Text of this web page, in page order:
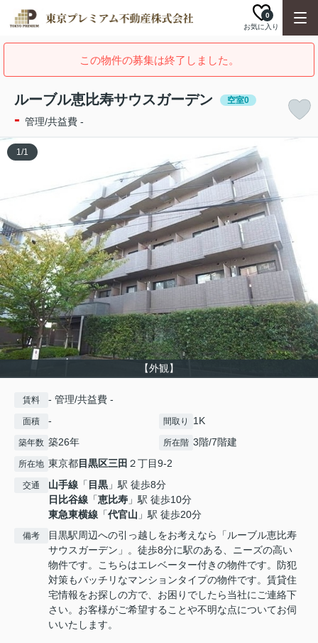
お気に入り
0
この物件の募集は終了しました。
ルーブル恵比寿サウスガーデン 空室0
- 管理/共益費 -
【外観】
1/1
賃料 - 管理/共益費 -
面積 - 間取り 1K
築年数 築26年 所在階 3階/7階建
所在地 東京都目黒区三田 ２丁目9-2
交通 山手線 「 目黒 」駅 徒歩8分
日比谷線 「恵比寿 」駅 徒歩10分
東急東横線 「代官山 」駅 徒歩20分
備考
目黒駅周辺への引っ越しをお考えなら「ルーブル恵比寿
サウスガーデン」。徒歩8分に駅のある、ニーズの高い
物件です。こちらはエレベーター付きの物件です。防犯
対策もバッチリなマンションタイプの物件です。賃貸住
宅情報をお探しの方で、お困りでしたら当社にご連絡下
さい。お客様がご希望することや不明な点についてお伺
いいたします。